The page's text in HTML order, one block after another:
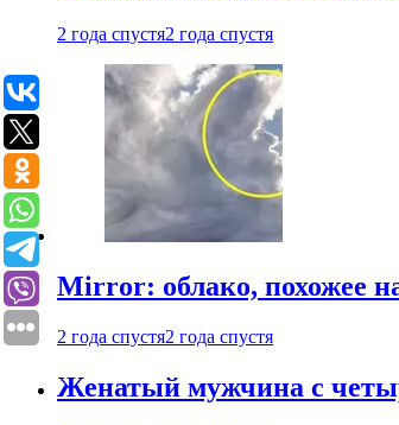
2 года спустя2 года спустя
Mirror: облако, похожее
2 года спустя2 года спустя
Женатый мужчина с